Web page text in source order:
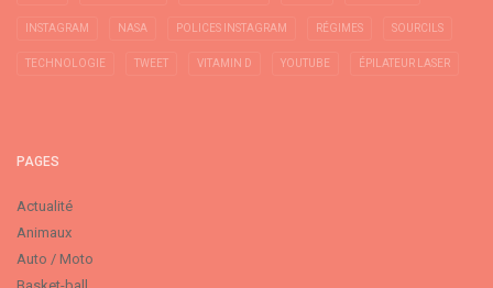
INSTAGRAM NASA POLICES INSTAGRAM RÉGIMES SOURCILS
TECHNOLOGIE TWEET VITAMIN D YOUTUBE ÉPILATEUR LASER
PAGES
Actualité
Animaux
Auto / Moto